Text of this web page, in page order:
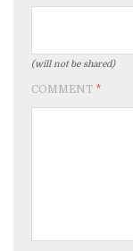
(will not be shared)
COMMENT *